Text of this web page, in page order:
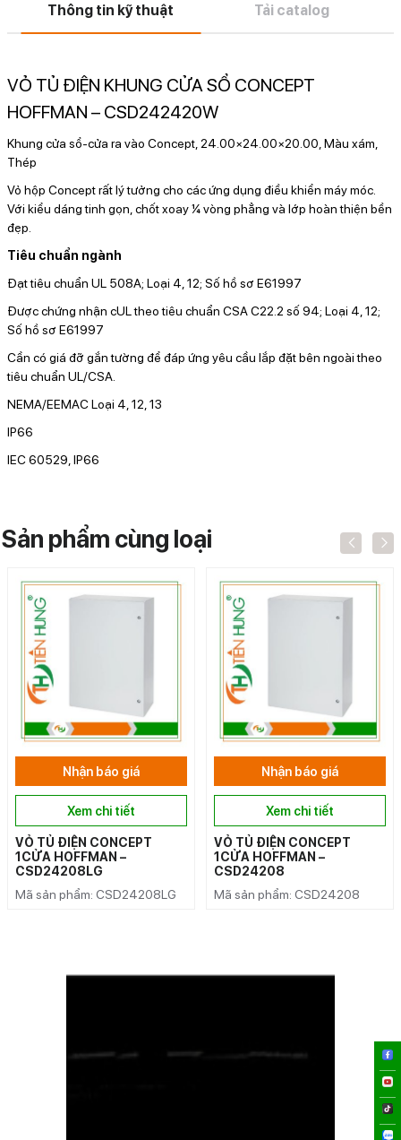
Thông tin kỹ thuật Tải catalog
VỎ TỦ ĐIỆN KHUNG CỬA SỔ CONCEPT
HOFFMAN – CSD242420W
Khung cửa sổ-cửa ra vào Concept, 24.00×24.00×20.00, Màu xám,
Thép
Vỏ hộp Concept rất lý tưởng cho các ứng dụng điều khiển máy móc.
Với kiểu dáng tinh gọn, chốt xoay ¼ vòng phẳng và lớp hoàn thiện bền
đẹp.
Tiêu chuẩn ngành
Đạt tiêu chuẩn UL 508A; Loại 4, 12; Số hồ sơ E61997
Được chứng nhận cUL theo tiêu chuẩn CSA C22.2 số 94; Loại 4, 12;
Số hồ sơ E61997
Cần có giá đỡ gắn tường để đáp ứng yêu cầu lắp đặt bên ngoài theo
tiêu chuẩn UL/CSA.
NEMA/EEMAC Loại 4, 12, 13
IP66
IEC 60529, IP66
Sản phẩm cùng loại
Nhận báo giá
Xem chi tiết
VỎ TỦ ĐIỆN CONCEPT
1CỬA HOFFMAN –
CSD24208LG
Mã sản phẩm: CSD24208LG
Nhận báo giá
Xem chi tiết
VỎ TỦ ĐIỆN CONCEPT
1CỬA HOFFMAN –
CSD24208
Mã sản phẩm: CSD24208